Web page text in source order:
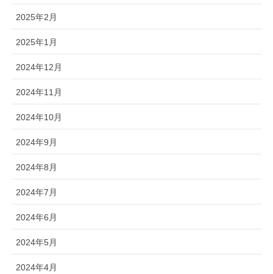
2025年2月
2025年1月
2024年12月
2024年11月
2024年10月
2024年9月
2024年8月
2024年7月
2024年6月
2024年5月
2024年4月